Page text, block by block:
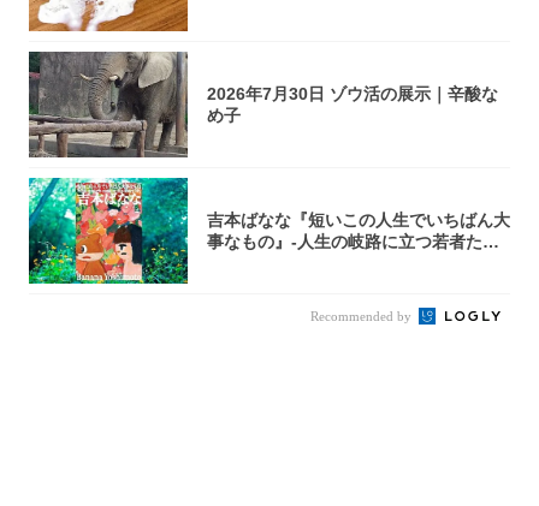
2026年7月30日 ゾウ活の展示｜辛酸な
め子
吉本ばなな『短いこの人生でいちばん大
事なもの』-人生の岐路に立つ若者たち
Recommended by